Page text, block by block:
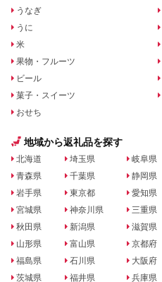
うなぎ
うに
米
果物・フルーツ
ビール
菓子・スイーツ
おせち
地域から返礼品を探す
北海道
青森県
岩手県
宮城県
秋田県
山形県
福島県
茨城県
埼玉県
千葉県
東京都
神奈川県
新潟県
富山県
石川県
福井県
岐阜県
静岡県
愛知県
三重県
滋賀県
京都府
大阪府
兵庫県